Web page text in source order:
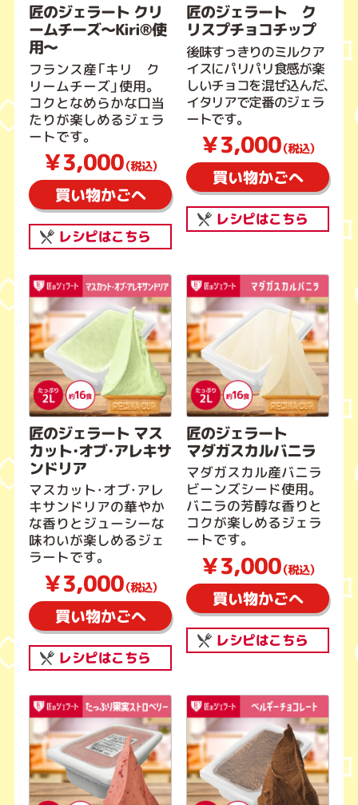
匠のジェラート クリ
ームチーズ～Kiri®使
用～
フランス産「キリ ク
リームチーズ」使用。
コクとなめらかな口当
たりが楽しめるジェラ
ートです。
￥3,000（税込）
買い物かごへ
レシピはこちら
匠のジェラート ク
リスプチョコチップ
後味すっきりのミルクア
イスにパリパリ食感が楽
しいチョコを混ぜ込んだ、
イタリアで定番のジェラ
ートです。
￥3,000（税込）
買い物かごへ
レシピはこちら
匠のジェラート マス
カット・オブ・アレキサ
ンドリア
マスカット・オブ・アレ
キサンドリアの華やか
な香りとジューシーな
味わいが楽しめるジェ
ラートです。
￥3,000（税込）
買い物かごへ
レシピはこちら
匠のジェラート
マダガスカルバニラ
マダガスカル産バニラ
ビーンズシード使用。
バニラの芳醇な香りと
コクが楽しめるジェラ
ートです。
￥3,000（税込）
買い物かごへ
レシピはこちら